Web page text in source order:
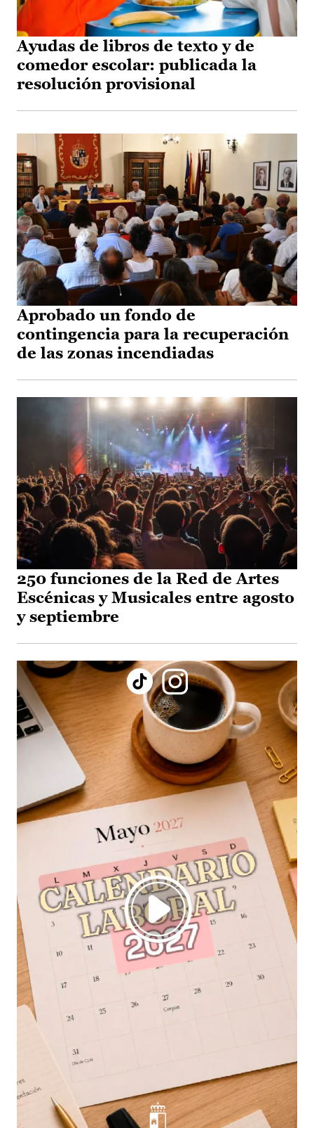
Ayudas de libros de texto y de
comedor escolar: publicada la
resolución provisional
Aprobado un fondo de
contingencia para la recuperación
de las zonas incendiadas
250 funciones de la Red de Artes
Escénicas y Musicales entre agosto
y septiembre